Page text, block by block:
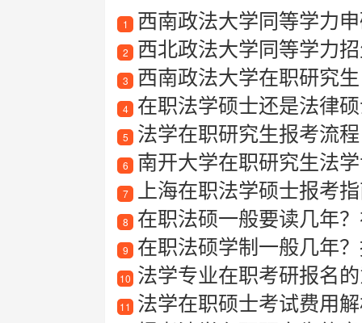
1 西南政法大学同等学力
2 西北政法大学同等学力
3 西南政法大学在职研究生
4 在职法学硕士还是法律
5 法学在职研究生报考流程
6 南开大学在职研究生法学
7 上海在职法学硕士报考指
8 在职法硕一般要读几年
9 在职法硕学制一般几年
10 法学专业在职考研报名
11 法学在职硕士考试费用